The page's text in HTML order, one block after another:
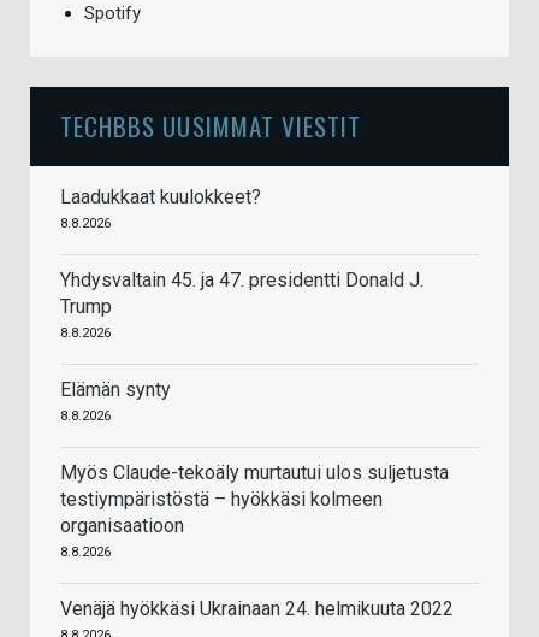
Spotify
TECHBBS UUSIMMAT VIESTIT
Laadukkaat kuulokkeet?
8.8.2026
Yhdysvaltain 45. ja 47. presidentti Donald J.
Trump
8.8.2026
Elämän synty
8.8.2026
Myös Claude-tekoäly murtautui ulos suljetusta
testiympäristöstä – hyökkäsi kolmeen
organisaatioon
8.8.2026
Venäjä hyökkäsi Ukrainaan 24. helmikuuta 2022